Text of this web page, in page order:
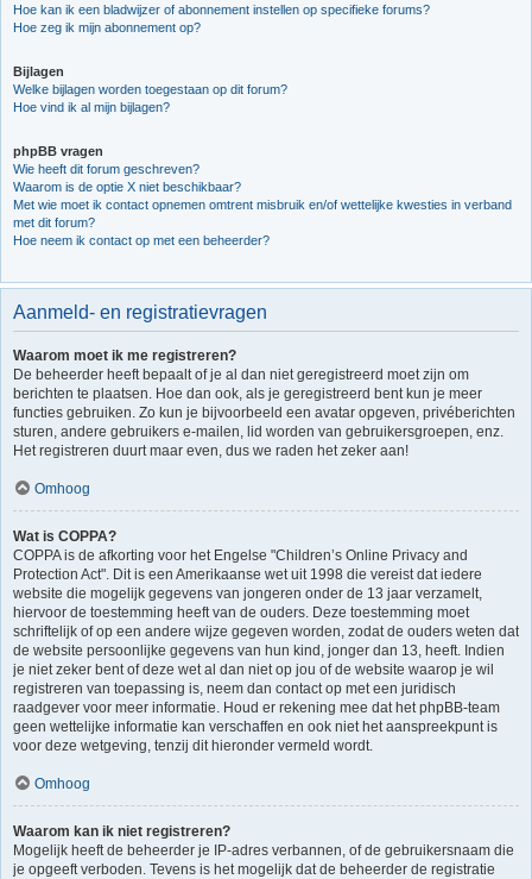
Hoe kan ik een bladwijzer of abonnement instellen op specifieke forums?
Hoe zeg ik mijn abonnement op?
Bijlagen
Welke bijlagen worden toegestaan op dit forum?
Hoe vind ik al mijn bijlagen?
phpBB vragen
Wie heeft dit forum geschreven?
Waarom is de optie X niet beschikbaar?
Met wie moet ik contact opnemen omtrent misbruik en/of wettelijke kwesties in verband
met dit forum?
Hoe neem ik contact op met een beheerder?
Aanmeld- en registratievragen
Waarom moet ik me registreren?
De beheerder heeft bepaalt of je al dan niet geregistreerd moet zijn om
berichten te plaatsen. Hoe dan ook, als je geregistreerd bent kun je meer
functies gebruiken. Zo kun je bijvoorbeeld een avatar opgeven, privéberichten
sturen, andere gebruikers e-mailen, lid worden van gebruikersgroepen, enz.
Het registreren duurt maar even, dus we raden het zeker aan!
Omhoog
Wat is COPPA?
COPPA is de afkorting voor het Engelse "Children’s Online Privacy and
Protection Act". Dit is een Amerikaanse wet uit 1998 die vereist dat iedere
website die mogelijk gegevens van jongeren onder de 13 jaar verzamelt,
hiervoor de toestemming heeft van de ouders. Deze toestemming moet
schriftelijk of op een andere wijze gegeven worden, zodat de ouders weten dat
de website persoonlijke gegevens van hun kind, jonger dan 13, heeft. Indien
je niet zeker bent of deze wet al dan niet op jou of de website waarop je wil
registreren van toepassing is, neem dan contact op met een juridisch
raadgever voor meer informatie. Houd er rekening mee dat het phpBB-team
geen wettelijke informatie kan verschaffen en ook niet het aanspreekpunt is
voor deze wetgeving, tenzij dit hieronder vermeld wordt.
Omhoog
Waarom kan ik niet registreren?
Mogelijk heeft de beheerder je IP-adres verbannen, of de gebruikersnaam die
je opgeeft verboden. Tevens is het mogelijk dat de beheerder de registratie